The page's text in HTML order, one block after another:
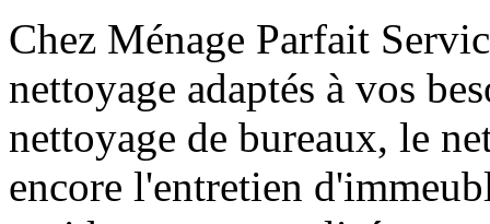
Chez Ménage Parfait
nettoyage adaptés à vos
nettoyage de bureaux, le
encore l'entretien